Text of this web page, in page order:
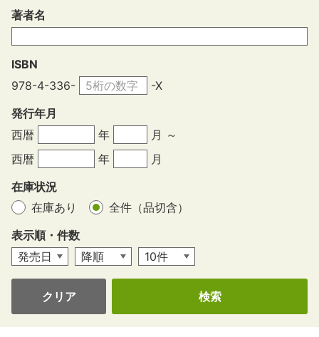
著者名
ISBN
978-4-336-
-X
発行年月
西暦
年
月 ～
西暦
年
月
在庫状況
在庫あり
全件（品切含）
表示順・件数
クリア